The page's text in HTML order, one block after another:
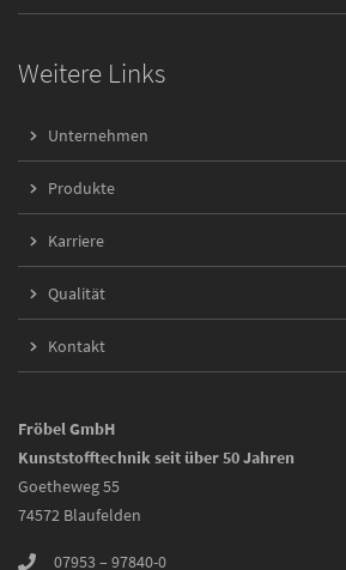
Weitere Links
Unternehmen
Produkte
Karriere
Qualität
Kontakt
Fröbel GmbH
Kunststofftechnik seit über 50 Jahren
Goetheweg 55
74572 Blaufelden
07953 – 97840-0